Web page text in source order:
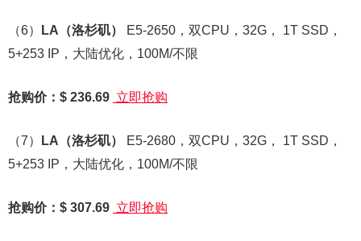
（6） LA （洛杉矶）
E5-2650，双CPU，32G， 1T SSD，
5+253 IP，大陆优化，100M/不限
抢购价：$ 236.69 立即抢购
（7） LA （洛杉矶）
E5-2680，双CPU，32G， 1T SSD，
5+253 IP，大陆优化，100M/不限
抢购价：$ 307.69 立即抢购